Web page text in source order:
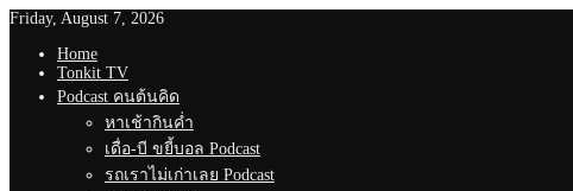
Friday, August 7, 2026
Home
Tonkit TV
Podcast คนต้นคิด
หาเช้ากินค่ำ
เดื่อ-บี ขยี้บอล Podcast
รถเราไม่เก่าเลย Podcast